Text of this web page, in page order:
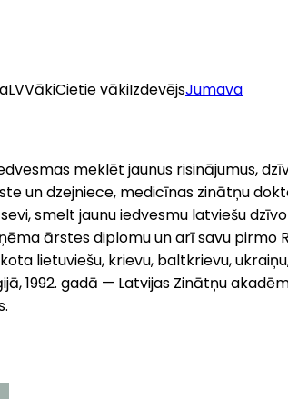
LVVākiCietie vākiIzdevējsJumava
meklēt jaunus risinājumus,
un dzejniece, medicīnas zinātņu
smelt jaunu iedvesmu latviešu
ārstes diplomu un arī savu
lietuviešu, krievu, baltkrievu,
1992. gadā — Latvijas Zinātņu